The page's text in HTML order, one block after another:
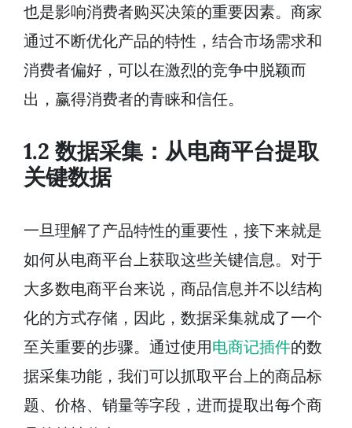
也是影响消费者购买决策的重要因素。商家
通过不断优化产品的特性，结合市场需求和
消费者偏好，可以在激烈的竞争中脱颖而
出，赢得消费者的青睐和信任。
1.2 数据采集：从电商平台提取
关键数据
一旦理解了产品特性的重要性，接下来就是
如何从电商平台上获取这些关键信息。对于
大多数电商平台来说，商品信息并不以结构
化的方式存储，因此，数据采集就成了一个
至关重要的步骤。通过使用电商记插件的数
据采集功能，我们可以抓取平台上的商品标
题、价格、销量等字段，进而提取出每个商